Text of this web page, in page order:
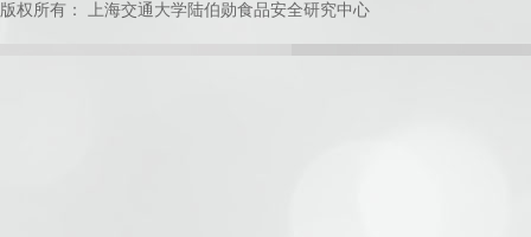
版权所有： 上海交通大学陆伯勋食品安全研究中心